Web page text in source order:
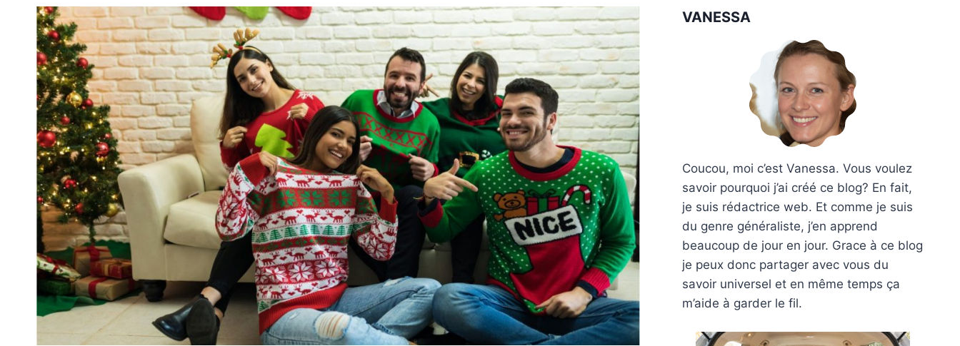
VANESSA
Coucou, moi c’est Vanessa. Vous voulez
savoir pourquoi j’ai créé ce blog? En fait,
je suis rédactrice web. Et comme je suis
du genre généraliste, j’en apprend
beaucoup de jour en jour. Grace à ce blog
je peux donc partager avec vous du
savoir universel et en même temps ça
m’aide à garder le fil.